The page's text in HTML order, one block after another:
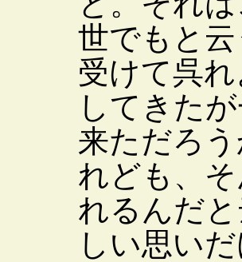
世でもと
受けて呉
してきた
来ただろ
れども、
れるんだ
しい思い